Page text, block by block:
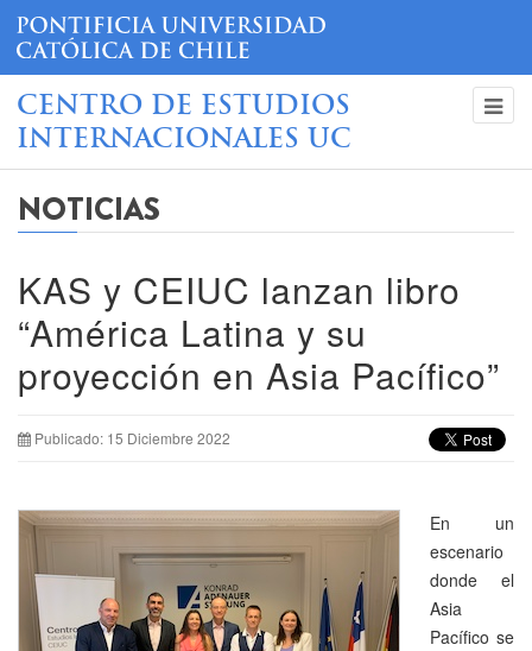
CENTRO DE ESTUDIOS
INTERNACIONALES UC
NOTICIAS
KAS y CEIUC lanzan libro
“América Latina y su
proyección en Asia Pacífico”
Publicado: 15 Diciembre 2022
En un
escenario
donde el
Asia
Pacífico se